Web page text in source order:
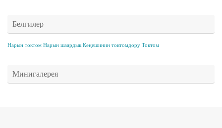
Белгилер
Нарын токтом Нарын шаардык Кеңешинин токтомдору Токтом
Минигалерея